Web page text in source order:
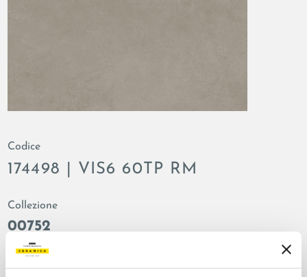
Codice
174498 | VIS6 60TP RM
Collezione
00752
Colore:
Taupe
naturale